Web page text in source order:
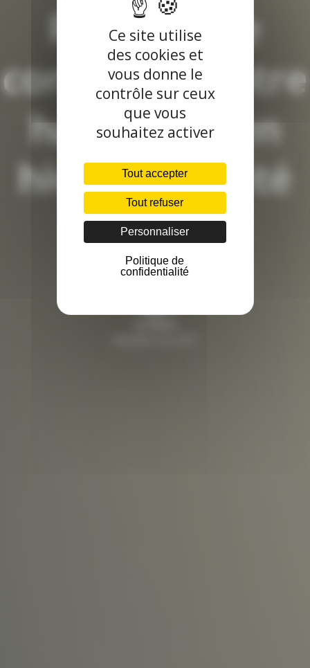
Préparer le
confort de votre
habitation en
hiver et en été
Ce site utilise
des cookies et
vous donne le
contrôle sur ceux
que vous
souhaitez activer
Tout accepter
Tout refuser
Personnaliser
Politique de
confidentialité